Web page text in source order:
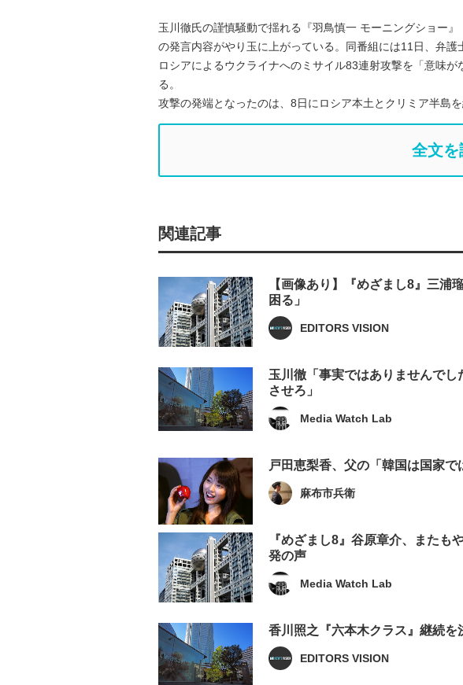
玉川徹氏の謹慎騒動で揺れる『羽鳥慎一 モーニングショー
の発言内容がやり玉に上がっている。同番組には11日、弁
ロシアによるウクライナへのミサイル83連射攻撃を「意味
る。
攻撃の発端となったのは、8日にロシア本土とクリミア半島
全文を
関連記事
【画像あり】『めざまし8』三浦
困る」
EDITORS VISION
玉川徹「事実ではありませんで
させろ」
Media Watch Lab
戸田恵梨香、父の「韓国は国家
麻布市兵衛
『めざまし8』谷原章介、またも
発の声
Media Watch Lab
香川照之『六本木クラス』継続を
EDITORS VISION